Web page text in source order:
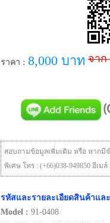
ราคา : 8,000 บาท จาก
สอบถามข้อมูลเพิ่มเติม หรือ หาก
พิเศษ โทร : (+66)038-949850 อีเมล์
รหัสและรายละเอียดสินค้าแ
Model : 91-0408